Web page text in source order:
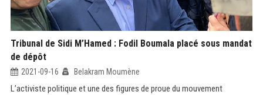
Tribunal de Sidi M’Hamed : Fodil Boumala placé sous mandat
de dépôt
2021-09-16 Belakram Moumène
L’activiste politique et une des figures de proue du mouvement